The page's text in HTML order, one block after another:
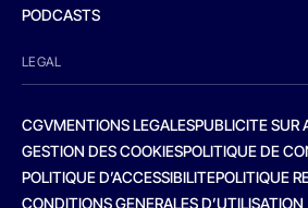
PODCASTS
LEGAL
CGVMENTIONS LEGALESPUBLICITE SUR
GESTION DES COOKIESPOLITIQUE DE
POLITIQUE D’ACCESSIBILITEPOLITIQUE
CONDITIONS GENERALES D’UTILISATION